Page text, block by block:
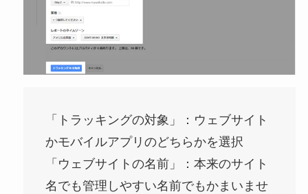
「トラッキングの対象」：ウェブサイト
かモバイルアプリのどちらかを選択
「ウェブサイトの名前」：本来のサイト
名でも管理しやすい名前でもかまいませ